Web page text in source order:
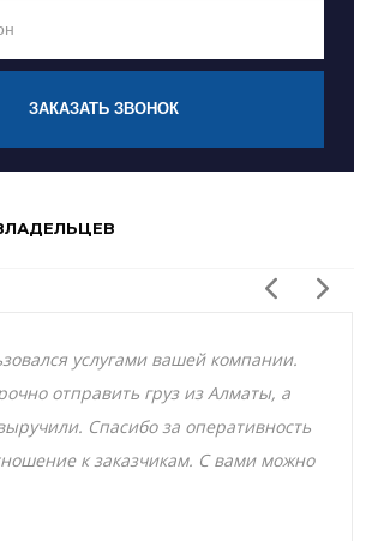
ЗАКАЗАТЬ ЗВОНОК
услугами вашей компании.
отправить груз из Алматы, а
Спасибо за оперативность
к заказчикам. С вами можно